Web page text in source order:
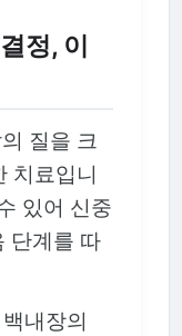
정, 이
질을 크
치료입니
있어 신중
단계를 따
백내장의